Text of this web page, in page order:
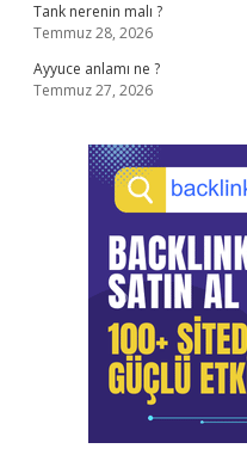
Tank nerenin malı ?
Temmuz 28, 2026
Ayyuce anlamı ne ?
Temmuz 27, 2026